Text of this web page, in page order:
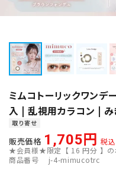
ミムコトーリックワン
入 | 乱視用カラコン | み
取り寄せ
販売価格 1,705
税込
★会員様★限定【 16 円分 】
商品番号
j-4-mimucotrc